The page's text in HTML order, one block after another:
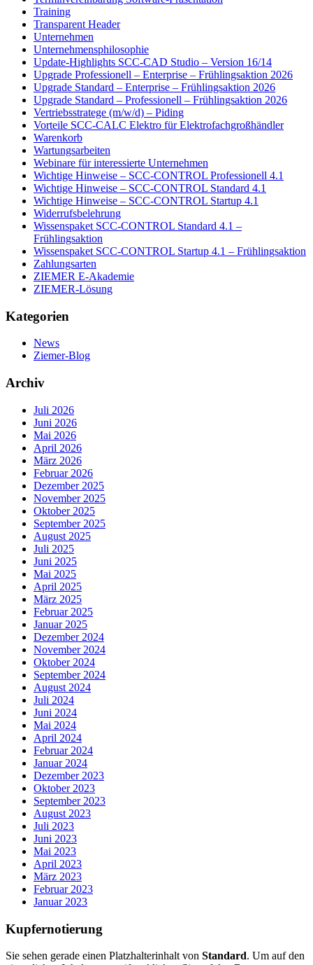
Training
Transparent Header
Unternehmen
Unternehmensphilosophie
Update-Highlights SCC-CAD Studio – Version 16/14
Upgrade Professionell – Enterprise – Frühlingsaktion 2026
Upgrade Standard – Enterprise – Frühlingsaktion 2026
Upgrade Standard – Professionell – Frühlingsaktion 2026
Vertriebsstratege (m/w/d) – Piding
Vorteile SCC-CALC Elektro für Elektrofachgroßhändler
Warenkorb
Wartungsarbeiten
Webinare für interessierte Unternehmen
Wichtige Hinweise – SCC-CONTROL Professionell 4.1
Wichtige Hinweise – SCC-CONTROL Standard 4.1
Wichtige Hinweise – SCC-CONTROL Startup 4.1
Widerrufsbelehrung
Wissenspaket SCC-CONTROL Standard 4.1 –
Frühlingsaktion
Wissenspaket SCC-CONTROL Startup 4.1 – Frühlingsaktion
Zahlungsarten
ZIEMER E-Akademie
ZIEMER-Lösung
Kategorien
News
Ziemer-Blog
Archiv
Juli 2026
Juni 2026
Mai 2026
April 2026
März 2026
Februar 2026
Dezember 2025
November 2025
Oktober 2025
September 2025
August 2025
Juli 2025
Juni 2025
Mai 2025
April 2025
März 2025
Februar 2025
Januar 2025
Dezember 2024
November 2024
Oktober 2024
September 2024
August 2024
Juli 2024
Juni 2024
Mai 2024
April 2024
Februar 2024
Januar 2024
Dezember 2023
Oktober 2023
September 2023
August 2023
Juli 2023
Juni 2023
Mai 2023
April 2023
März 2023
Februar 2023
Januar 2023
Kupfernotierung
Sie sehen gerade einen Platzhalterinhalt von Standard. Um auf den